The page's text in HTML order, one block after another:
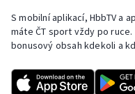
Rychlostní kanoistika
Short track
S mobilní aplikací, HbbTV a
máte ČT sport vždy po
bonusový obsah kdekoli a